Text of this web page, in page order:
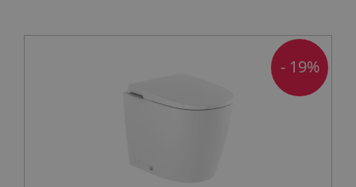
- 19%